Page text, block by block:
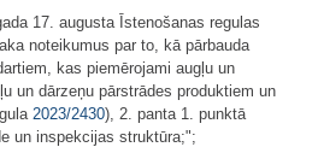
17. augusta Īstenošanas regulas
noteikumus par to, kā pārbauda
kas piemērojami augļu un
un dārzeņu pārstrādes produktiem un
2023/2430), 2. panta 1. punktā
un inspekcijas struktūra;";